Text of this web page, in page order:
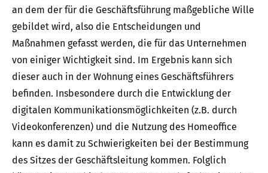
an dem der für die Geschäftsführung maßgebliche Wille
gebildet wird, also die Entscheidungen und
Maßnahmen gefasst werden, die für das Unternehmen
von einiger Wichtigkeit sind. Im Ergebnis kann sich
dieser auch in der Wohnung eines Geschäftsführers
befinden. Insbesondere durch die Ent­wicklung der
digitalen Kommunikationsmöglichkeiten (z.B. durch
Videokonferenzen) und die Nutzung des Homeoffice
kann es damit zu Schwierigkeiten bei der Bestimmung
des Sitzes der Geschäftsleitung kommen. Folglich